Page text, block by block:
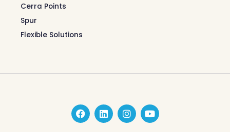
Cerra Points
Spur
Flexible Solutions
F
a
c
L
i
n
I
n
s
Y
o
u